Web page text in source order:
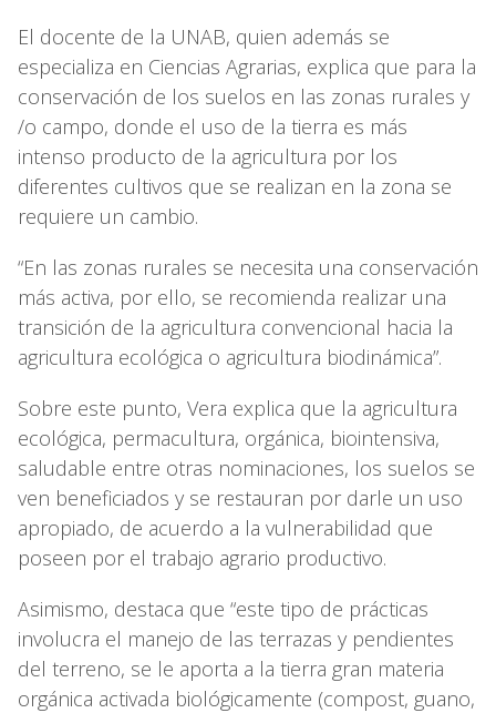
El docente de la UNAB, quien además se
especializa en Ciencias Agrarias, explica que para la
conservación de los suelos en las zonas rurales y
/o campo, donde el uso de la tierra es más
intenso producto de la agricultura por los
diferentes cultivos que se realizan en la zona se
requiere un cambio.
“En las zonas rurales se necesita una conservación
más activa, por ello, se recomienda realizar una
transición de la agricultura convencional hacia la
agricultura ecológica o agricultura biodinámica”.
Sobre este punto, Vera explica que la agricultura
ecológica, permacultura, orgánica, biointensiva,
saludable entre otras nominaciones, los suelos se
ven beneficiados y se restauran por darle un uso
apropiado, de acuerdo a la vulnerabilidad que
poseen por el trabajo agrario productivo.
Asimismo, destaca que “este tipo de prácticas
involucra el manejo de las terrazas y pendientes
del terreno, se le aporta a la tierra gran materia
orgánica activada biológicamente (compost, guano,